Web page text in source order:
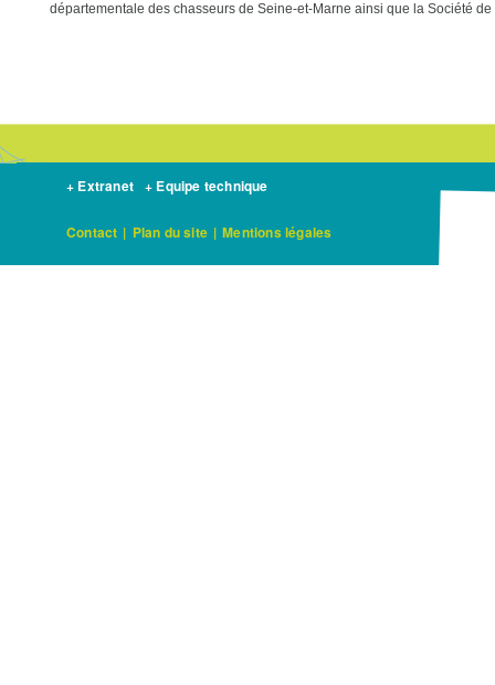
départementale des chasseurs de Seine-et-Marne ainsi que la Société de
+ Extranet + Equipe technique
Contact | Plan du site | Mentions légales